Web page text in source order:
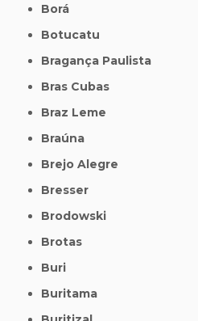
Borá
Botucatu
Bragança Paulista
Bras Cubas
Braz Leme
Braúna
Brejo Alegre
Bresser
Brodowski
Brotas
Buri
Buritama